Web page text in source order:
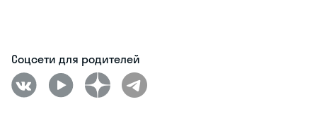
Соцсети для родителей